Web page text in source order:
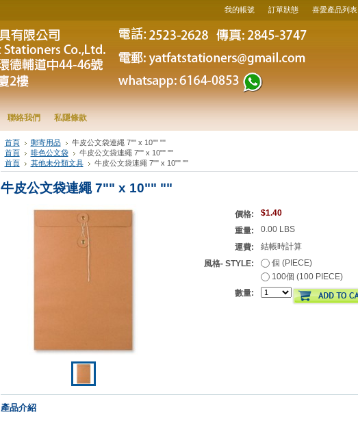
我的帳號 訂單狀態 喜愛產品列表
聯絡我們 私隱條款
首頁 郵寄用品
牛皮公文袋連繩 7"" x 10"" ""
首頁
啡色公文袋
牛皮公文袋連繩 7"" x 10"" ""
首頁
其他未分類文具 牛皮公文袋連繩 7"" x 10"" ""
牛皮公文袋連繩 7"" x 10"" ""
價格:
$1.40
重量:
0.00 LBS
運費:
結帳時計算
風格- STYLE:
個 (PIECE)
100個 (100 PIECE)
數量:
產品介紹